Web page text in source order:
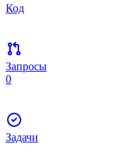
Код
Запросы
0
Задачи